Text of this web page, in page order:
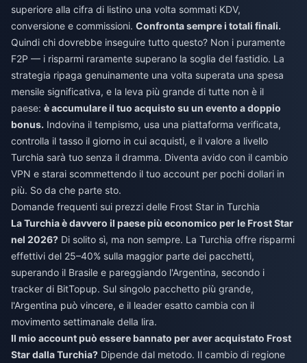
superiore alla cifra di listino una volta sommati KDV,
conversione e commissioni. Confronta sempre i totali finali.
Quindi chi dovrebbe inseguire tutto questo? Non i puramente
F2P — i risparmi raramente superano la soglia del fastidio. La
strategia ripaga genuinamente una volta superata una spesa
mensile significativa, e la leva più grande di tutte non è il
paese: è accumulare il tuo acquisto su un evento a doppio
bonus. Indovina il tempismo, usa una piattaforma verificata,
controlla il tasso il giorno in cui acquisti, e il valore a livello
Turchia sarà tuo senza il dramma. Diventa avido con il cambio
VPN e starai scommettendo il tuo account per pochi dollari in
più. So da che parte sto.
Domande frequenti sui prezzi delle Frost Star in Turchia
La Turchia è davvero il paese più economico per le Frost Star
nel 2026? Di solito sì, ma non sempre. La Turchia offre risparmi
effettivi del 25–40% sulla maggior parte dei pacchetti,
superando il Brasile e pareggiando l'Argentina, secondo i
tracker di BitTopup. Sul singolo pacchetto più grande,
l'Argentina può vincere, e il leader esatto cambia con il
movimento settimanale della lira.
Il mio account può essere bannato per aver acquistato Frost
Star dalla Turchia? Dipende dal metodo. Il cambio di regione